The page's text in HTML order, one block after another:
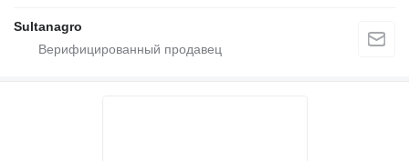
Sultanagro